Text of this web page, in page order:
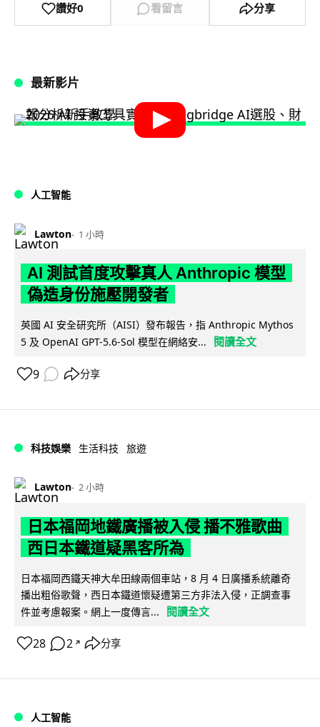
讚好0 看留言 分享
最新影片
人工智能
Lawton 1 小時
AI 測試首度攻擊真人 Anthropic 模型
偽造身份施壓開發者
英國 AI 安全研究所（AISI）發布報告，指 Anthropic Mythos
5 及 OpenAI GPT-5.6-Sol 模型在網絡安...
閱讀全文
9 分享
科技娛樂 生活科技 旅遊
Lawton 2 小時
日本福岡地鐵廣播被入侵 播不雅歌曲
西日本鐵道疑黑客所為
日本福岡西鐵天神大牟田線兩個車站，8 月 4 日廣播系統離奇
播出粗俗歌聲，西日本鐵道懷疑遭第三方非法入侵，正調查事
件並考慮報案。網上一度傳言...
閱讀全文
28 2 ↗ 分享
人工智能